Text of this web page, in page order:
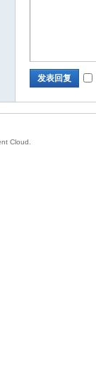
发表回复
Cloud.